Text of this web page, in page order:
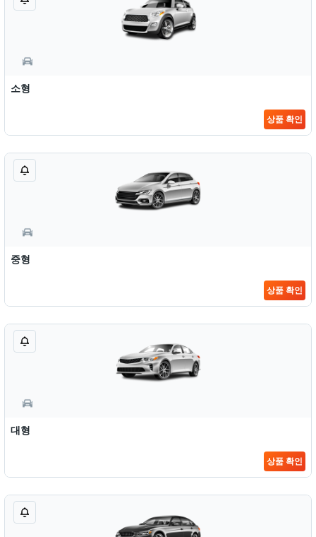
소형
상품 확인
중형
상품 확인
대형
상품 확인